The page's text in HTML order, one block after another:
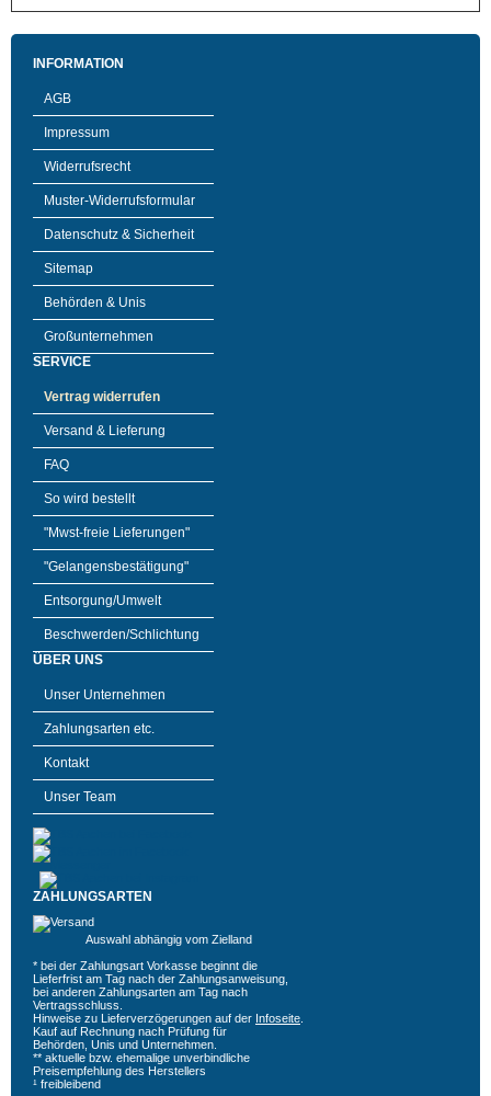
INFORMATION
AGB
Impressum
Widerrufsrecht
Muster-Widerrufsformular
Datenschutz & Sicherheit
Sitemap
Behörden & Unis
Großunternehmen
SERVICE
Vertrag widerrufen
Versand & Lieferung
FAQ
So wird bestellt
"Mwst-freie Lieferungen"
"Gelangensbestätigung"
Entsorgung/Umwelt
Beschwerden/Schlichtung
ÜBER UNS
Unser Unternehmen
Zahlungsarten etc.
Kontakt
Unser Team
ZAHLUNGSARTEN
Auswahl abhängig vom Zielland
* bei der Zahlungsart Vorkasse beginnt die
Lieferfrist am Tag nach der Zahlungsanweisung,
bei anderen Zahlungsarten am Tag nach
Vertragsschluss.
Hinweise zu Lieferverzögerungen auf der Infoseite
Kauf auf Rechnung nach Prüfung für
Behörden, Unis und Unternehmen.
** aktuelle bzw. ehemalige unverbindliche
Preisempfehlung des Herstellers
¹ freibleibend